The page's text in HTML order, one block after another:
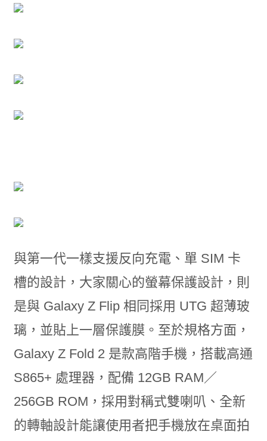
與第一代一樣支援反向充電、單 SIM 卡
槽的設計，大家關心的螢幕保護設計，則
是與 Galaxy Z Flip 相同採用 UTG 超薄玻
璃，並貼上一層保護膜。至於規格方面，
Galaxy Z Fold 2 是款高階手機，搭載高通
S865+ 處理器，配備 12GB RAM／
256GB ROM，採用對稱式雙喇叭、全新
的轉軸設計能讓使用者把手機放在桌面拍